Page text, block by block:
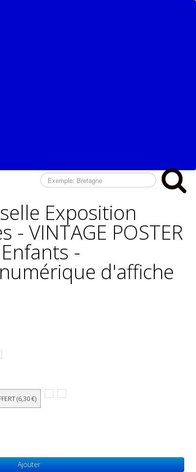
Exposition
- VINTAGE POSTER
-
d'affiche
(6,30 €)
Ajouter